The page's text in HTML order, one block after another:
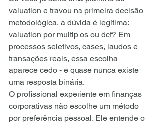
valuation e travou na primeira decisão
metodológica, a dúvida é legítima:
valuation por multiplos ou dcf? Em
processos seletivos, cases, laudos e
transações reais, essa escolha
aparece cedo - e quase nunca existe
uma resposta binária.
O profissional experiente em finanças
corporativas não escolhe um método
por preferência pessoal. Ele entende o